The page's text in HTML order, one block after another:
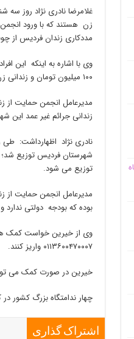
زن هستند که با ورود
مددکاری زندان فردیس از
۱۰۰ میلیون تومان و زندانی زن ۸۰۰ میلیون تومان پرداخت شد.
زندانی جرائم غیر عمد این
توزیع می شود.
مدیرعامل انجمن حمایت از
بوده ‌که بودجه دولتی ندارد
۰۱۱۳۶۰۰۴۷۰۰۰۷ واریز کنند.
خیرین در صورت کمک می توانند با شماره تلفن ۳۶۶۴۶۴۸۴ دفتر
چهار ندامتگاه بزرگ کشور
اشتراک گذاری